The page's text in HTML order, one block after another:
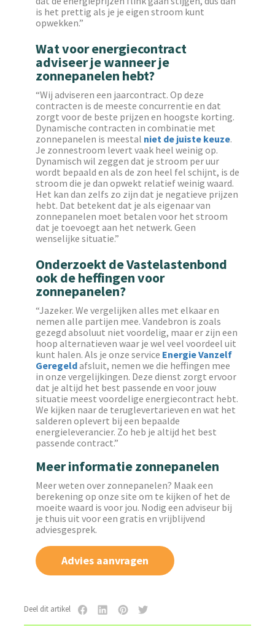
is het prettig als je je eigen stroom kunt
opwekken.”
Wat voor energiecontract
adviseer je wanneer je
zonnepanelen hebt?
“Wij adviseren een jaarcontract. Op deze
contracten is de meeste concurrentie en dat
zorgt voor de beste prijzen en hoogste korting.
Dynamische contracten in combinatie met
zonnepanelen is meestal niet de juiste keuze.
Je zonnestroom levert vaak heel weinig op.
Dynamisch wil zeggen dat je stroom per uur
wordt bepaald en als de zon heel fel schijnt, is de
stroom die je dan opwekt relatief weinig waard.
Het kan dan zelfs zo zijn dat je negatieve prijzen
hebt. Dat betekent dat je als eigenaar van
zonnepanelen moet betalen voor het stroom
dat je toevoegt aan het netwerk. Geen
wenselijke situatie.”
Onderzoekt de Vastelastenbond
ook de heffingen voor
zonnepanelen?
“Jazeker. We vergelijken alles met elkaar en
nemen alle partijen mee. Vandebron is zoals
gezegd absoluut niet voordelig, maar er zijn een
hoop alternatieven waar je wel veel voordeel uit
kunt halen. Als je onze service Energie Vanzelf
Geregeldafsluit, nemen we die heffingen mee
in onze vergelijkingen. Deze dienst zorgt ervoor
dat je altijd het best passende en voor jouw
situatie meest voordelige energiecontract hebt.
We kijken naar de teruglevertarieven en wat het
salderen oplevert bij een bepaalde
energieleverancier. Zo heb je altijd het best
passende contract.”
Meer informatie zonnepanelen
Meer weten over zonnepanelen? Maak een
berekening op onze site om te kijken of het de
moeite waard is voor jou. Nodig een adviseur bij
je thuis uit voor een gratis en vrijblijvend
adviesgesprek.
Advies aanvragen
Deel dit artikel